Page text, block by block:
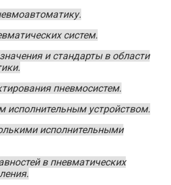
систем.
и стандарты в области
пневмосистем.
исполнительным устройством.
исполнительными
в пневматических